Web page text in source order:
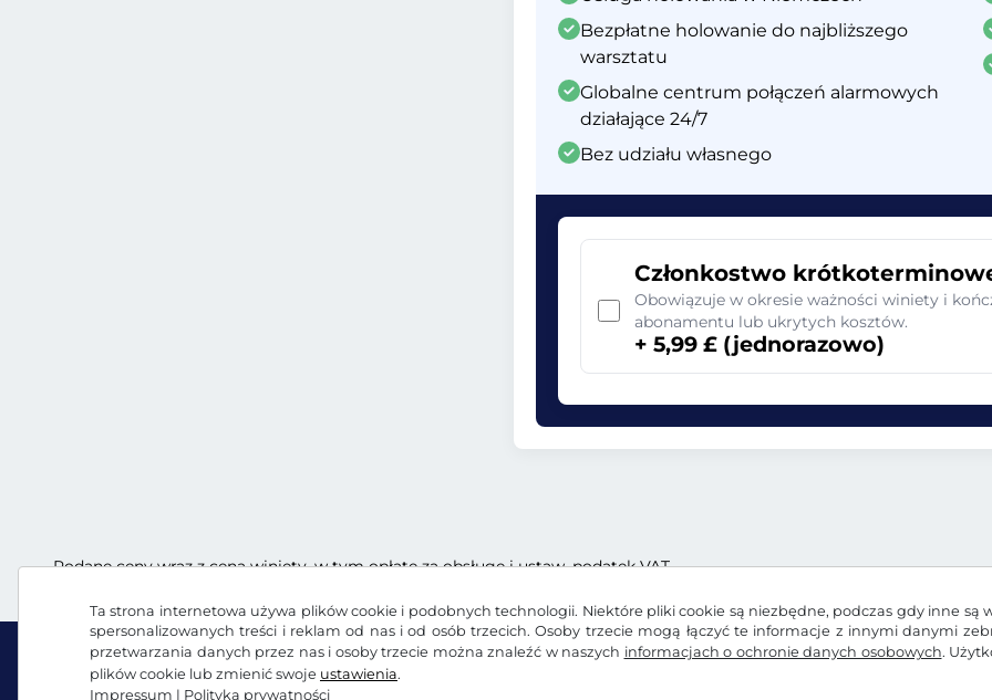
Ta strona internetowa używa plików cookie i podobnych technologii. Niektóre pliki cookie są niezbędne, podczas gdy inne są
spersonalizowanych treści i reklam od nas i od osób trzecich. Osoby trzecie mogą łączyć te informacje z innymi danymi
przetwarzania danych przez nas i osoby trzecie można znaleźć w naszych informacjach o ochronie danych osobowych.
plików cookie lub zmienić swoje ustawienia.
Impressum | Polityka prywatności
Bezpłatne holowanie do najbliższego
warsztatu
Globalne centrum połączeń alarmowych
działające 24/7
Bez udziału własnego
Członkostwo
Obowiązuje w okresie ważności winiety i
abonamentu lub ukrytych kosztów.
+ 5,99 £ (jednorazowo)
Podane ceny wraz z ceną winiety, w tym opłatę za obsługę i ustaw. podatek VAT